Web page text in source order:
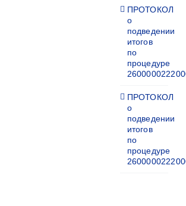
ПРОТОКОЛ
о
подведении
итогов
по
процедуре
ПРОТОКОЛ
о
подведении
итогов
по
процедуре